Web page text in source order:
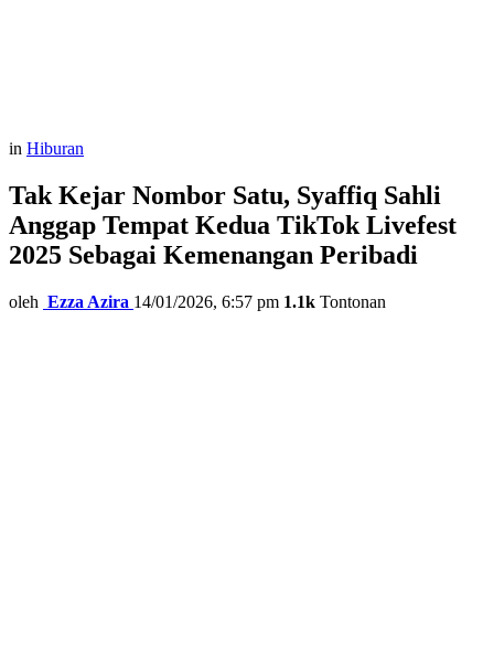
in Hiburan
Tak Kejar Nombor Satu, Syaffiq Sahli
Anggap Tempat Kedua TikTok Livefest
2025 Sebagai Kemenangan Peribadi
oleh Ezza Azira 14/01/2026, 6:57 pm 1.1k Tontonan